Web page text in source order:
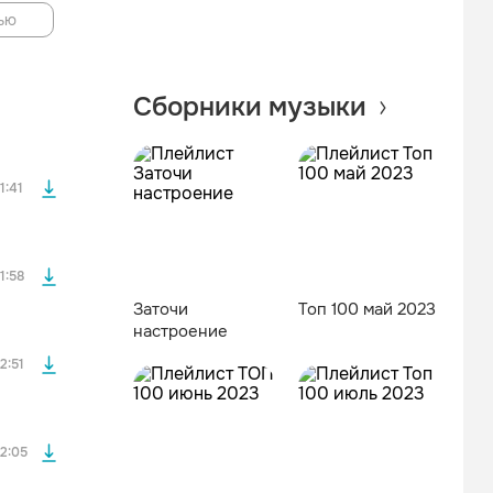
Сборники музыки
Заточи
настроение
Топ 100 май 2023